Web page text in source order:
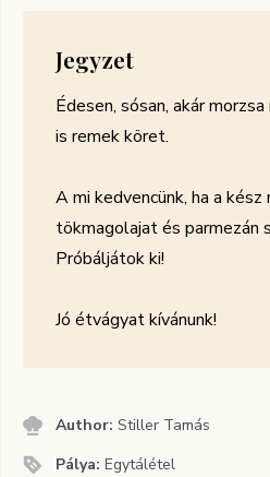
Jegyzet
Édesen, sósan, akár
is remek köret.
A mi kedvencünk, ha a
tökmagolajat és parmezán
Próbáljátok ki!
Jó étvágyat kívánunk!
Author:Stiller Tamás
Pálya:Egytálétel